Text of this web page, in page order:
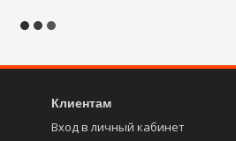
Клиентам
Вход в личный кабинет